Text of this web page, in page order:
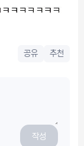
공유 추천
작성